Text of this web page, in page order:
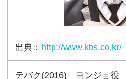
出典： http://www.kbs.co.kr/
テバク(2016) ヨンジョ役